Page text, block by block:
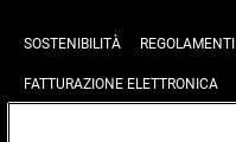
SOSTENIBILITÀ REGOLAMENTI
FATTURAZIONE ELETTRONICA